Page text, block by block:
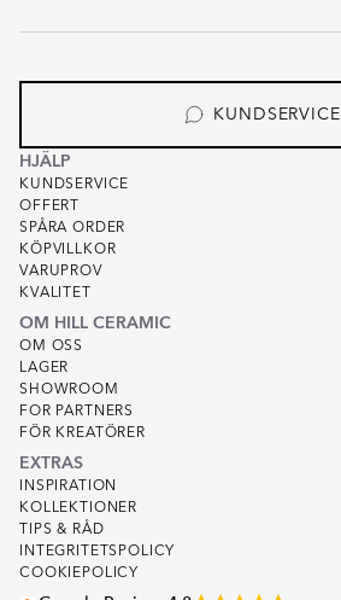
KUNDSERVICE
HJÄLP
KUNDSERVICE
OFFERT
SPÅRA ORDER
KÖPVILLKOR
VARUPROV
KVALITET
OM HILL CERAMIC
OM OSS
LAGER
SHOWROOM
FOR PARTNERS
FÖR KREATÖRER
EXTRAS
INSPIRATION
KOLLEKTIONER
TIPS & RÅD
INTEGRITETSPOLICY
COOKIEPOLICY